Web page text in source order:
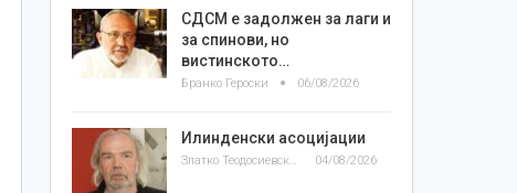
СДСМ е задолжен за лаги и
за спинови, но
вистинското…
Бранко Героски 06/08/2026
Илинденски асоцијации
Златко Теодосиевски 04/08/2026